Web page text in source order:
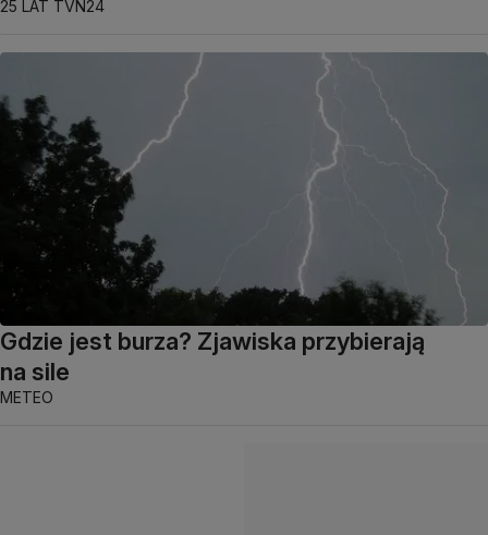
25 LAT TVN24
Gdzie jest burza? Zjawiska przybierają
na sile
METEO